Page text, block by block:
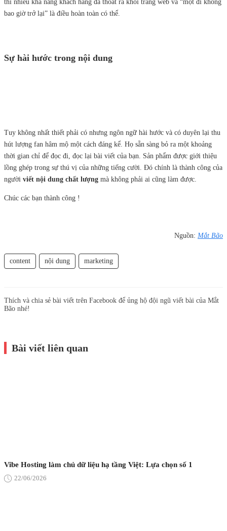
thì nhiều khả năng khách hàng đã thoát ra khỏi trang web và “một đi không
bao giờ trở lại” là điều hoàn toàn có thể.
Sự hài hước trong nội dung
Tuy không nhất thiết phải có nhưng ngôn ngữ hài hước và có duyên lại thu
hút lượng fan hâm mộ một cách đáng kể. Họ sẵn sàng bỏ ra một khoảng
thời gian chỉ để đọc đi, đọc lại bài viết của bạn. Sản phẩm được giới thiệu
lồng ghép trong sự thú vị của những tiếng cười. Đó chính là thành công của
người viết nội dung chất lượng mà không phải ai cũng làm được.
Chúc các bạn thành công !
Nguồn: Mắt Bão
content nội dung marketing
Thích và chia sẻ bài viết trên Facebook để ủng hộ đội ngũ viết bài của Mắt
Bão nhé!
Bài viết liên quan
Vibe Hosting làm chủ dữ liệu hạ tầng Việt: Lựa chọn số 1
22/06/2026